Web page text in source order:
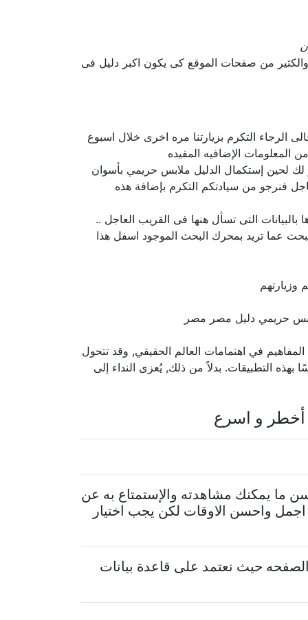
من صفحات الموقع كى يكون اكبر دليل فى
الرجاء التكرم بزيارتنا مره اخرى خلال اسبوع
الإضافيه المفيده
لك لحين إستكمال الدليل ملابس حريمي بأسوان
فنرجو من سيادتكم التكرم بإضافة هذه
التى تسأل هنها فى القريب العاجل ..
عما تريد بمحرك البحث الموجود اسفل هذا
وزيارتهم
في اهتمامات العالم الحقيقي, وقد تتحول
بهذه التطبيقات. بدلاً من ذلك, يُعزى النداء إلى
و اسرع
ما يمكنك مشاهدته والإستمتاع به عن
واحسن الاوقات لكن يجب اختيار
حيث نعتمد على قاعدة بيانات